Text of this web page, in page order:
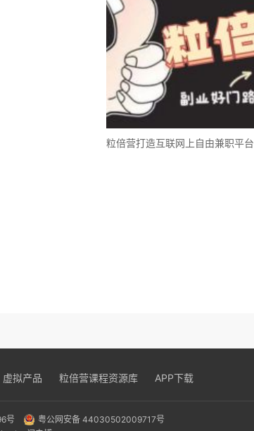
粒倍营打造互联网上自由兼职平台
虚拟产品 粒倍营课程资源库 APP下载
号
粤公网安备 44030502009717号